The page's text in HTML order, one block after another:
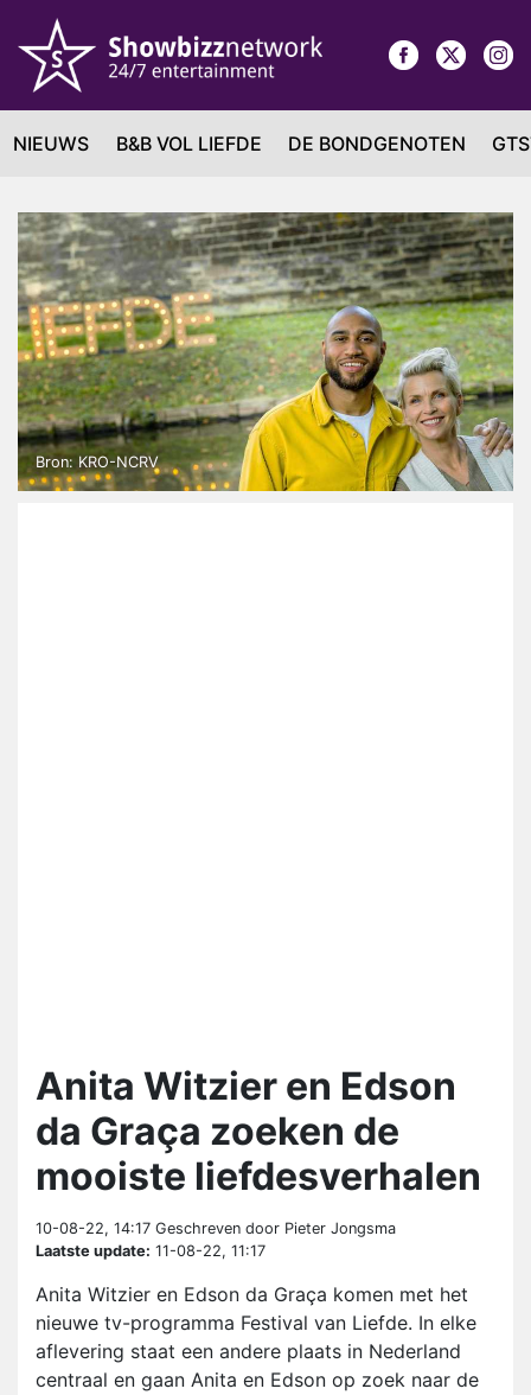
NIEUWS B&B VOL LIEFDE DE BONDGENOTEN
Bron: KRO-NCRV
Anita Witzier en Edson
da Graça zoeken de
mooiste liefdesverhalen
10-08-22, 14:17 Geschreven door Pieter Jongsma
Laatste update: 11-08-22, 11:17
Anita Witzier en Edson da Graça komen met het
nieuwe tv-programma Festival van Liefde. In elke
aflevering staat een andere plaats in Nederland
centraal en gaan Anita en Edson op zoek naar de